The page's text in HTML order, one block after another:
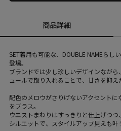
商品詳細
SET着用も可能な、DOUBLE NAMEらし
登場。
ブランドでは少し珍しいデザインなが
ュールで取り入れることで、甘さを抑え
配色のメロウがさりげないアクセント
をプラス。
ウエストまわりはすっきりと仕上げつ
シルエットで、スタイルアップ見えも叶